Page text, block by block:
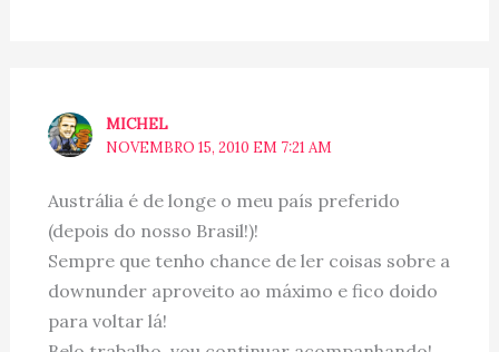
MICHEL
NOVEMBRO 15, 2010 EM 7:21 AM
Austrália é de longe o meu país preferido
(depois do nosso Brasil!)!
Sempre que tenho chance de ler coisas sobre a
downunder aproveito ao máximo e fico doido
para voltar lá!